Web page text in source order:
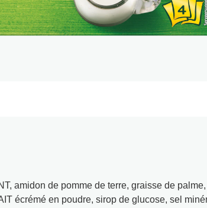
amidon de pomme de terre, graisse de
écrémé en poudre, sirop de glucose, sel